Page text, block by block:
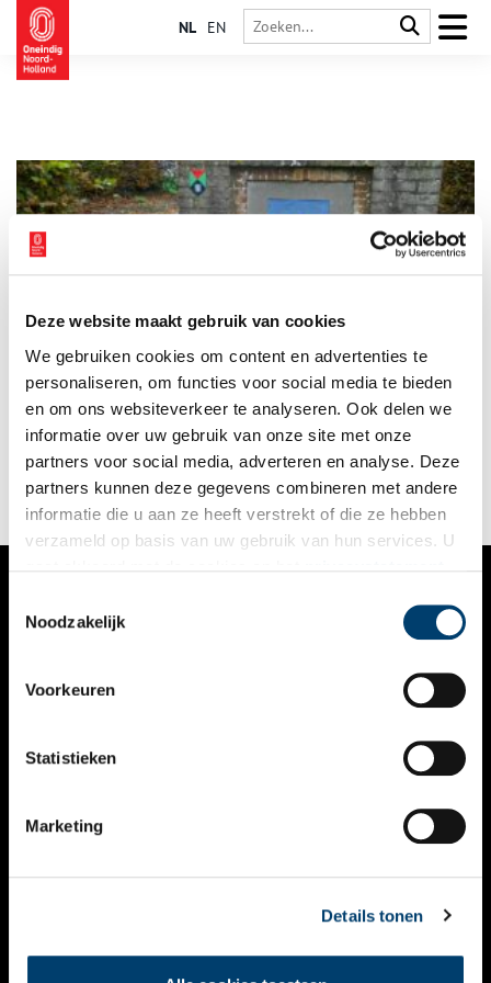
Deze website maakt gebruik van cookies
We gebruiken cookies om content en advertenties te
personaliseren, om functies voor social media te bieden
en om ons websiteverkeer te analyseren. Ook delen we
informatie over uw gebruik van onze site met onze
partners voor social media, adverteren en analyse. Deze
partners kunnen deze gegevens combineren met andere
informatie die u aan ze heeft verstrekt of die ze hebben
verzameld op basis van uw gebruik van hun services. U
Noodzakelijk
Voorkeuren
Statistieken
Marketing
Details tonen
NL EN
Een leeuw met een paling in zijn poten. Een landingsbaan in
het water. Een predikant die zijn kerk in brand schiet. Het
wordt een boeiend tochtje vandaag. De vraag is wat
Vrouwentroost te maken heeft met Napoleon. En: Gooide een
boze Wim Kan echt zijn lintje in de plas?
VERHALEN
KALENDER
THEMA’S
VIDEO’S
CONTACT